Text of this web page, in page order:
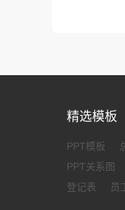
精选模板
PPT模板
PPT关系图
登记表
员